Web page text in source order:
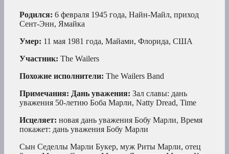
Родился: 6 февраля 1945 года, Найн-Майл, приход
Сент-Энн, Ямайка
Умер: 11 мая 1981 года, Майами, Флорида, США
Участник: The Wailers
Похожие исполнители: The Wailers Band
Примечания: Дань уважения: Зал славы: дань
уважения 50-летию Боба Марли, Natty Dread, Time
Исцеляет: новая дань уважения Бобу Марли, Время
покажет: дань уважения Бобу Марли
Сын Седеллы Марли Букер, муж Риты Марли, отец